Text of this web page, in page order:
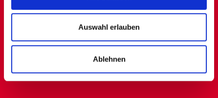
Auswahl erlauben
Ablehnen
CLICK & COLLECT